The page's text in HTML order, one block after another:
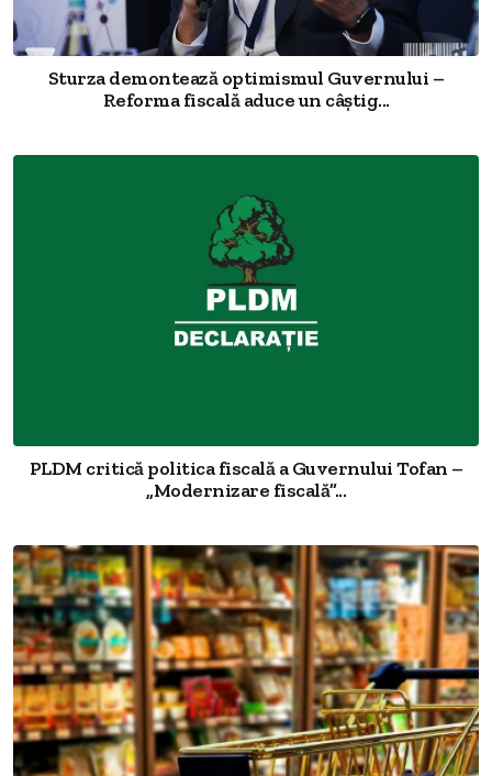
Sturza demontează optimismul Guvernului –
Reforma fiscală aduce un câștig...
PLDM critică politica fiscală a Guvernului Tofan –
„Modernizare fiscală”...